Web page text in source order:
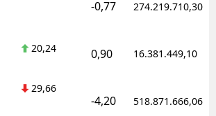
-0,77 274.219.710,30
20,24 0,90 16.381.449,10
29,66
-4,20 518.871.666,06